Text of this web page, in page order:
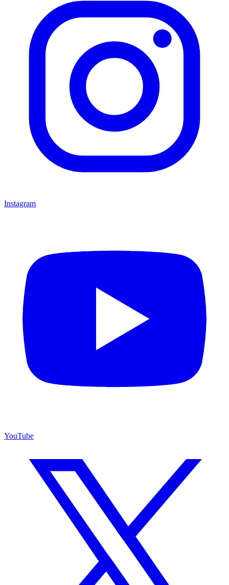
Instagram
YouTube